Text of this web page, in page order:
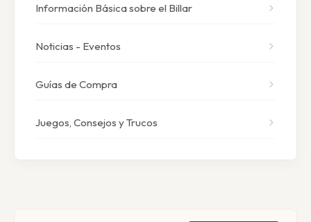
Información Básica sobre el Billar
Noticias - Eventos
Guías de Compra
Juegos, Consejos y Trucos